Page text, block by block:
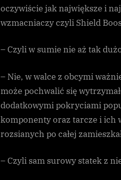
oczywiście jak największe i
wzmacniaczy czyli Shield
– Czyli w sumie nie aż tak
– Nie, w walce z obcymi
może pochwalić się
dodatkowymi pokryciami
komponenty oraz tarcze i ich
rozsianych po całej
– Czyli sam surowy statek z